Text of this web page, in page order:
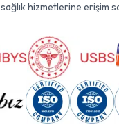
sağlık hizmetlerine erişim